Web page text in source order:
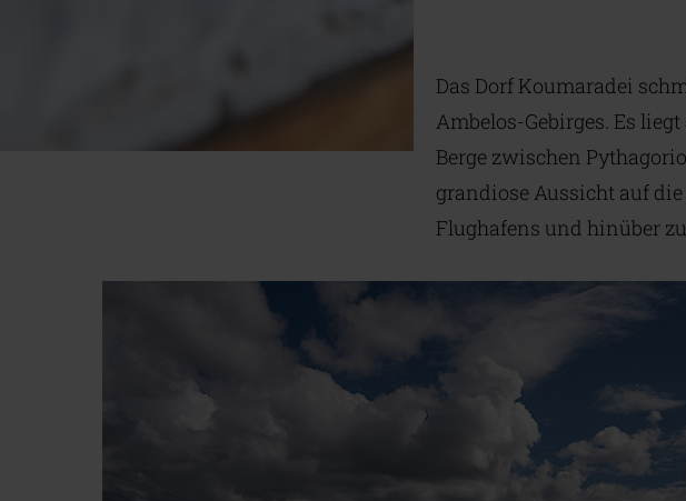
Das Dorf Koumaradei
Ambelos-Gebirges. Es
Berge zwischen
grandiose Aussicht auf
Flughafens und hinüber